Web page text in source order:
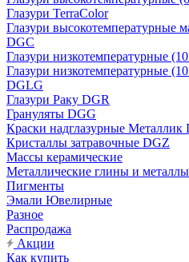
Глазури TerraColor
Глазури высокотемпературные
DGC
Глазури низкотемпературные
Глазури низкотемпературные
DGLG
Глазури Раку DGR
Грануляты DGG
Краски надглазурные Металлик
Кристаллы затравочные DGZ
Массы керамические
Металлические глины и металлы
Пигменты
Эмали Ювелирные
Разное
Распродажа
Акции
Как купить